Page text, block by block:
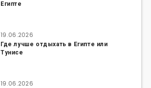
Египте
19.06.2026
Где лучше отдыхать в Египте или
Тунисе
19.06.2026